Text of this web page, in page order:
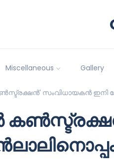
Miscellaneous Gallery
സംവിധായകൻ ഇനി